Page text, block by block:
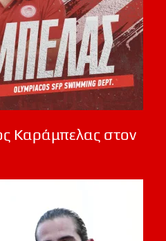
Καράμπελας στον